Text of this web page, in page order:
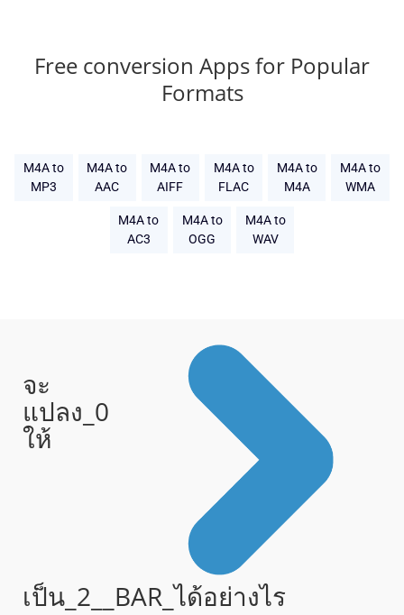
Free conversion Apps for Popular
Formats
M4A to
MP3
M4A to
AAC
M4A to
AIFF
M4A to
FLAC
M4A to
M4A
M4A to
WMA
M4A to
AC3
M4A to
OGG
M4A to
WAV
จะ
แปลง_0
ให้
เป็น_2__BAR_ได้อย่างไร